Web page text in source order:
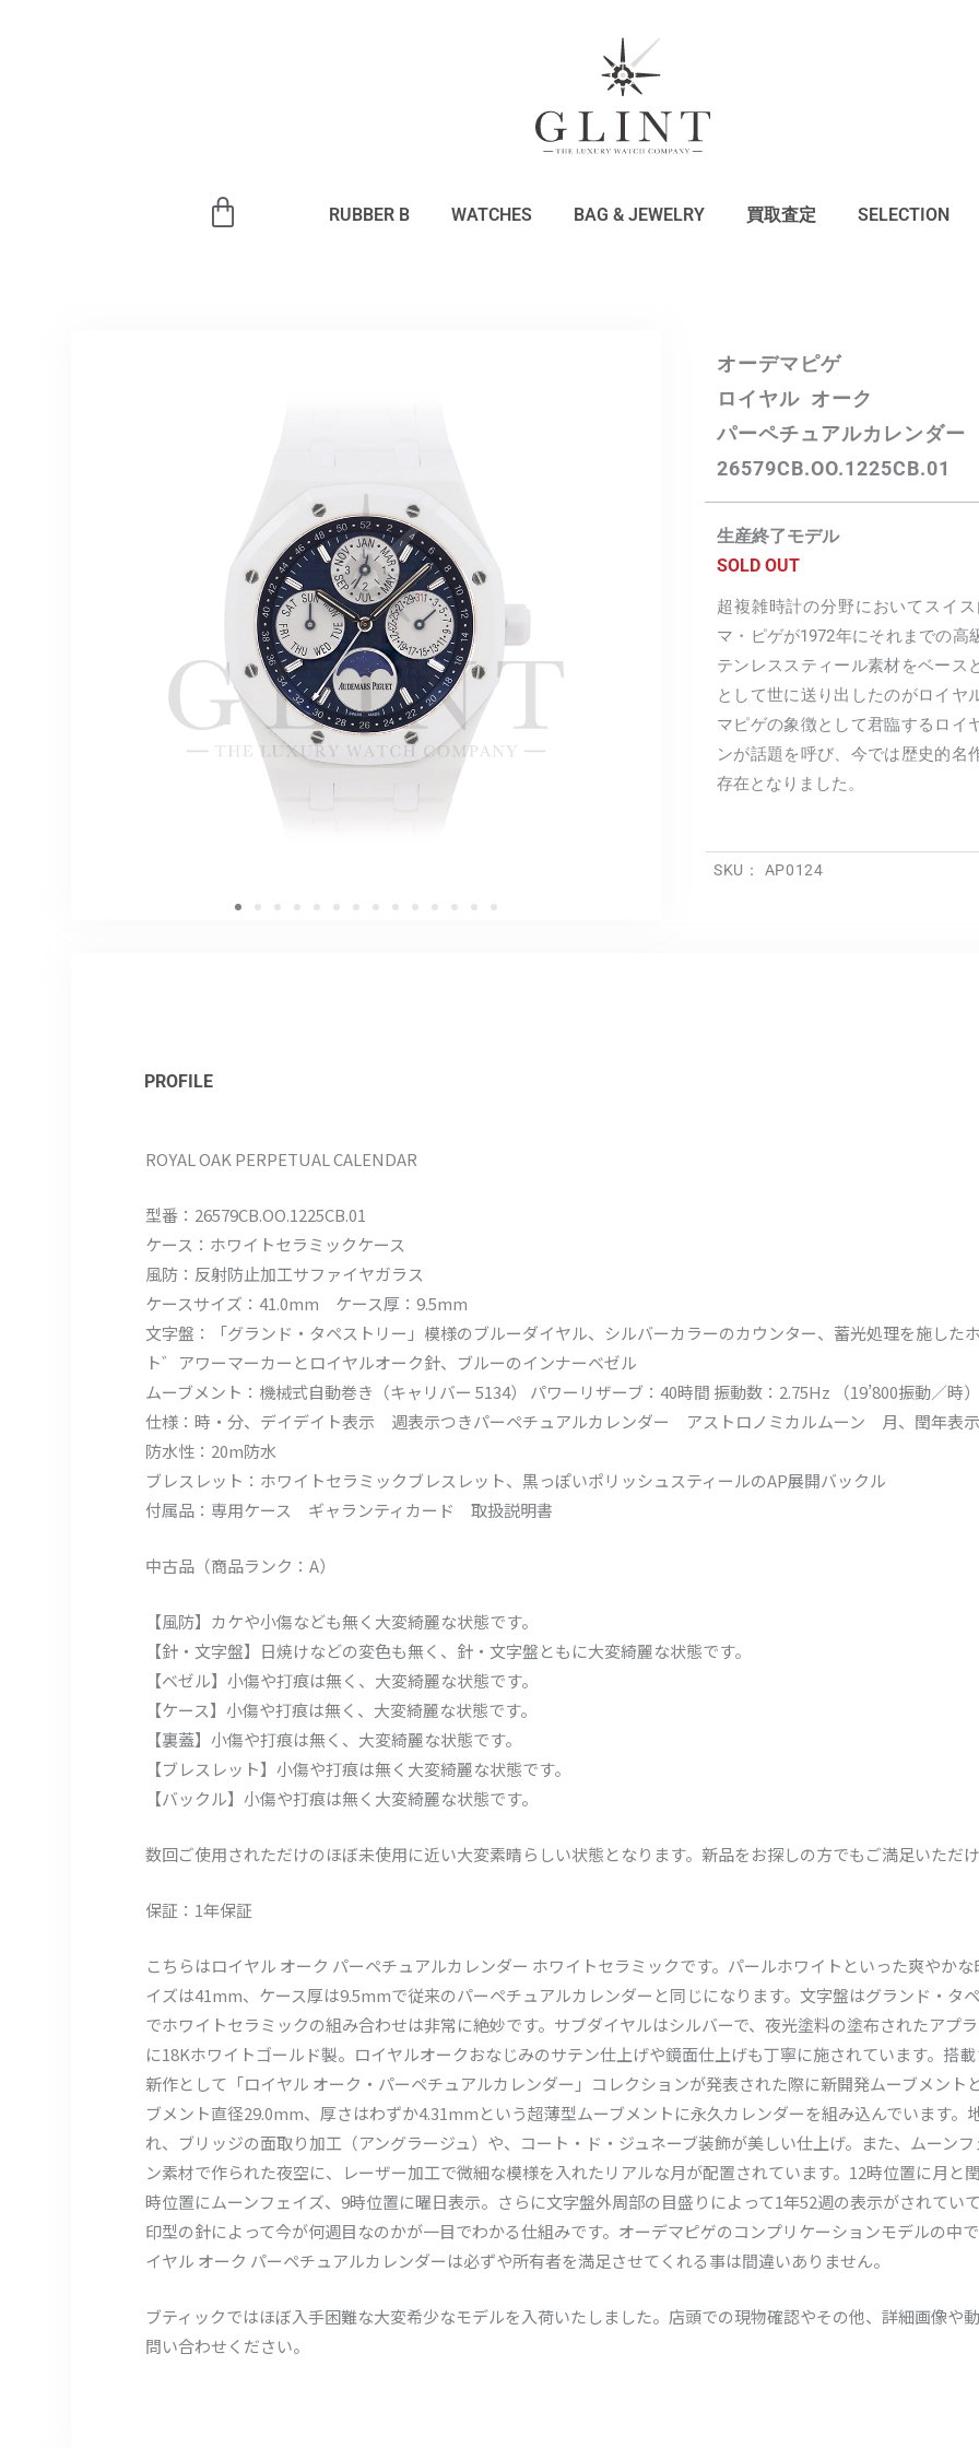
RUBBER B WATCHES BAG & JEWELRY 買取査定 SELECTION
オーデマピゲ
ロイヤル オーク
パーペチュアルカレンダー
26579CB.OO.1225CB.01
生産終了モデル
SOLD OUT
超複雑時計の分野においてスイ
マ・ピゲが1972年にそれまでの高
テンレススティール素材をベース
として世に送り出したのがロイヤ
マピゲの象徴として君臨するロイ
ンが話題を呼び、今では歴史的名
存在となりました。
SKU： AP0124
PROFILE
ROYAL OAK PERPETUAL CALENDAR
型番：26579CB.OO.1225CB.01
ケース：ホワイトセラミックケース
風防：反射防止加工サファイヤガラス
ケースサイズ：41.0mm ケース厚：9.5mm
文字盤：「グランド・タペストリー」模様のブルーダイヤル、シルバーカラーのカウンター、蓄光処理を施した
ト゛アワーマーカーとロイヤルオーク針、ブルーのインナーベゼル
ムーブメント：機械式自動巻き（キャリバー 5134） パワーリザーブ：40時間 振動数：2.75Hz （19’800振動／
仕様：時・分、デイデイト表示 週表示つきパーペチュアルカレンダー アストロノミカルムーン 月、閏年表示
防水性：20m防水
ブレスレット：ホワイトセラミックブレスレット、黒っぽいポリッシュスティールのAP展開バックル
付属品：専用ケース ギャランティカード 取扱説明書
中古品（商品ランク：A）
【風防】カケや小傷なども無く大変綺麗な状態です。
【針・文字盤】日焼けなどの変色も無く、針・文字盤ともに大変綺麗な状態です。
【ベゼル】小傷や打痕は無く、大変綺麗な状態です。
【ケース】小傷や打痕は無く、大変綺麗な状態です。
【裏蓋】小傷や打痕は無く、大変綺麗な状態です。
【ブレスレット】小傷や打痕は無く大変綺麗な状態です。
【バックル】小傷や打痕は無く大変綺麗な状態です。
数回ご使用されただけのほぼ未使用に近い大変素晴らしい状態となります。新品をお探しの方でもご満足いただけ
保証：1年保証
こちらはロイヤル オーク パーペチュアルカレンダー ホワイトセラミックです。パールホワイトといった爽やか
イズは41mm、ケース厚は9.5mmで従来のパーペチュアルカレンダーと同じになります。文字盤はグランド・タ
でホワイトセラミックの組み合わせは非常に絶妙です。サブダイヤルはシルバーで、夜光塗料の塗布されたアプ
に18Kホワイトゴールド製。ロイヤルオークおなじみのサテン仕上げや鏡面仕上げも丁寧に施されています。搭
新作として「ロイヤル オーク・パーペチュアルカレンダー」コレクションが発表された際に新開発ムーブメント
ブメント直径29.0mm、厚さはわずか4.31mmという超薄型ムーブメントに永久カレンダーを組み込んでいます。
れ、ブリッジの面取り加工（アングラージュ）や、コート・ド・ジュネーブ装飾が美しい仕上げ。また、ムーン
ン素材で作られた夜空に、レーザー加工で微細な模様を入れたリアルな月が配置されています。12時位置に月と
時位置にムーンフェイズ、9時位置に曜日表示。さらに文字盤外周部の目盛りによって1年52週の表示がされてい
印型の針によって今が何週目なのかが一目でわかる仕組みです。オーデマピゲのコンプリケーションモデルの中
イヤル オーク パーペチュアルカレンダーは必ずや所有者を満足させてくれる事は間違いありません。
ブティックではほぼ入手困難な大変希少なモデルを入荷いたしました。店頭での現物確認やその他、詳細画像や
問い合わせください。